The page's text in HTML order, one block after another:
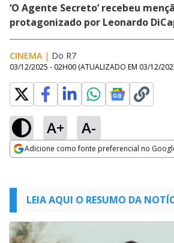
‘O Agente Secreto’ recebeu
protagonizado por Leonardo
CINEMA | Do R7
03/12/2025 - 02H00 (ATUALIZADO EM 03/12/
A+ A-
Adicione como fonte preferencial no
LEIA AQUI O RESUMO DA